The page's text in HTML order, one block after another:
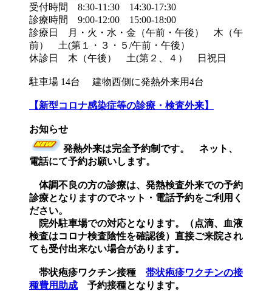
受付時間 8:30-11:30 14:30-17:30
診療時間 9:00-12:00 15:00-18:00
診療日 月・火・水・金（午前・午後） 木（午
前） 土(第１・３・５/午前・午後）
休診日 木（午後） 土(第２、４） 日祝日
駐車場 14台 建物西側に発熱外来用4台
【新型コロナ感染症等の診療・検査外来】
お知らせ
発熱外来は完全予約制です。 ネット、
電話にて予約お願いします。
体調不良の方の診療は、発熱検査外来での予約
診療となりますのでネット・電話予約をご利用く
ださい。
院外駐車場での対応となります。（点滴、血液
検査はコロナ検査陰性を確認後）直接ご来院され
ても受付出来ない場合があります。
帯状疱疹ワクチン接種 帯状疱疹ワクチンの接
種費用助成 予約接種となります。